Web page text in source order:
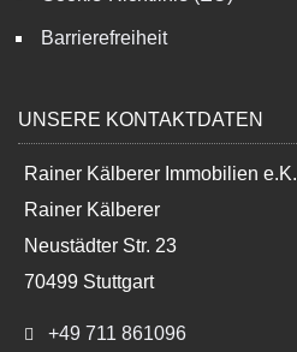
Barrierefreiheit
UNSERE KONTAKTDATEN
Rainer Kälberer Immobilien e.K.
Rainer Kälberer
Neustädter Str. 23
70499 Stuttgart
+49 711 861096